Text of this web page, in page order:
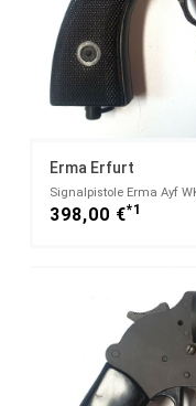
Erma Erfurt
Signalpistole Erma Ayf
398,00 €*1